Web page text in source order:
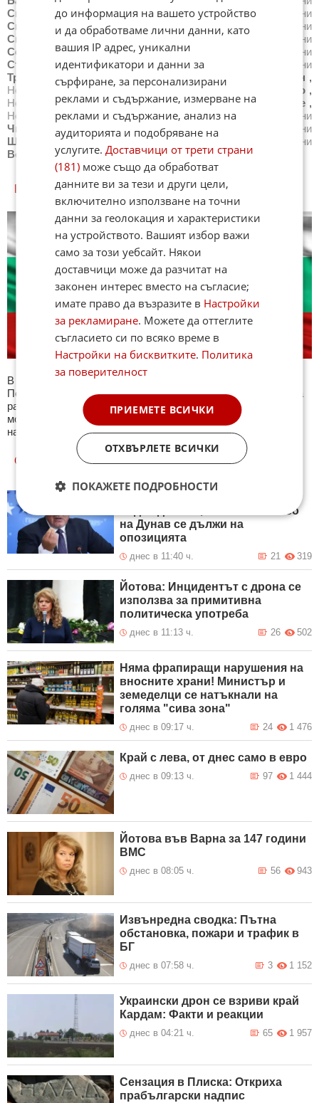
Свищов
,Новини Своге ,Новини Севлиево
Новини
Силистра
,Новини Симитли ,Новини Сливен
Новини
Смолян
, Новини Новини
Новини
София
,Новини Средец ,Новини
Новини
Стрелча
,Новини Суворово ,Новини
Новини
Троян
Новини Трън ,Новини Трявна ,Новини Тутракан ,
Новини
Търговище , Новини Харманли Хасково ,
Новини
Хисаря ,Новини Царево ,Новини Чепеларе ,
Новини
Червен бряг ,Новини Черноморец
Новини
Чипровци ,Новини Чирпан ,Новини
Новини
Шумен
Новини Ябланица ,
Новини
Всички градове
БЪЛГАРИЯ КУИЗОВЕ
В секция България ще намерите тематична Куиз рубрика.
Периодично се публикува специализиран куиз с въпроси на
различна национална тематика. След края на всеки тест
може да видите резултат с верните отговори, които сте
натрупали. Другите куизове може да намерите тук. Успех !
ОЩЕ НОВИНИ ОТ БЪЛГАРИЯ
Радев да каже, че ниското ниво
на Дунав се дължи на
опозицията
днес в 11:40 ч. 319
21
Йотова: Инцидентът с дрона се
използва за примитивна
политическа употреба
днес в 11:13 ч. 502
26
Няма фрапиращи нарушения на
вносните храни! Министър и
земеделци се натъкнали на
голяма "сива зона"
днес в 09:17 ч. 1 476
24
Край с лева, от днес само в евро
днес в 09:13 ч. 1 444
97
Йотова във Варна за 147 години
ВМС
днес в 08:05 ч. 943
56
Извънредна сводка: Пътна
обстановка, пожари и трафик в
БГ
днес в 07:58 ч. 1 152
3
Украински дрон се взриви край
Кардам: Факти и реакции
днес в 04:21 ч. 1 957
65
Сензация в Плиска: Откриха
прабългарски надпис
до информация на вашето устройство
и да обработваме лични данни, като
вашия IP адрес, уникални
идентификатори и данни за
сърфиране, за персонализирани
реклами и съдържание, измерване на
реклами и съдържание, анализ на
аудиторията и подобряване на
услугите.Доставчици от трети страни
(181) може също да обработват
данните ви за тези и други цели,
включително използване на точни
данни за геолокация и характеристики
на устройството. Вашият избор важи
само за този уебсайт. Някои
доставчици може да разчитат на
законен интерес вместо на съгласие;
имате право да възразите в Настройки
за рекламиране. Можете да оттеглите
съгласието си по всяко време в
Настройки на бисквитките. Политика
за поверителност
ПРИЕМЕТЕ ВСИЧКИ
ОТХВЪРЛЕТЕ ВСИЧКИ
ПОКАЖЕТЕ ПОДРОБНОСТИ